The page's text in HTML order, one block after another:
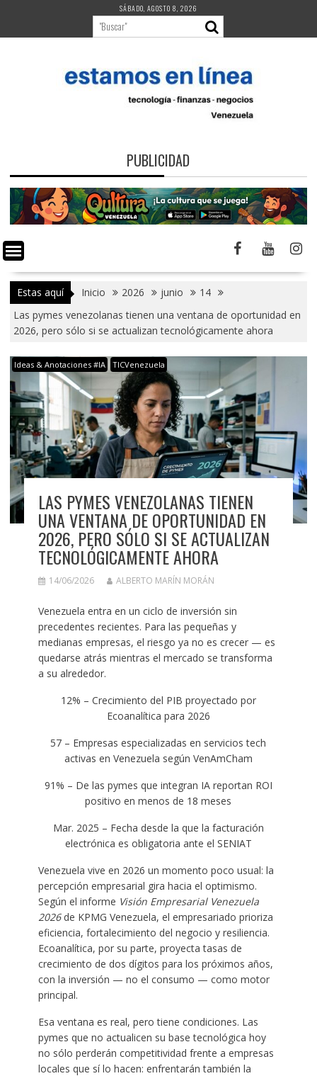
contenido
SÁBADO, AGOSTO 8, 2026
PUBLICIDAD
Estas aquí Inicio 2026 junio
14
Las pymes venezolanas tienen una ventana de oportunidad en
2026, pero sólo si se actualizan tecnológicamente ahora
Ideas & Anotaciones #IA TICVenezuela
LAS PYMES VENEZOLANAS TIENEN
UNA VENTANA DE OPORTUNIDAD EN
2026, PERO SÓLO SI SE ACTUALIZAN
TECNOLÓGICAMENTE AHORA
14/06/2026 ALBERTO MARÍN MORÁN
Venezuela entra en un ciclo de inversión sin
precedentes recientes. Para las pequeñas y
medianas empresas, el riesgo ya no es crecer — es
quedarse atrás mientras el mercado se transforma
a su alrededor.
12% – Crecimiento del PIB proyectado por
Ecoanalítica para 2026
57 – Empresas especializadas en servicios tech
activas en Venezuela según VenAmCham
91% – De las pymes que integran IA reportan ROI
positivo en menos de 18 meses
Mar. 2025 – Fecha desde la que la facturación
electrónica es obligatoria ante el SENIAT
Venezuela vive en 2026 un momento poco usual: la
percepción empresarial gira hacia el optimismo.
Según el informe Visión Empresarial Venezuela
2026de KPMG Venezuela, el empresariado prioriza
eficiencia, fortalecimiento del negocio y resiliencia.
Ecoanalítica, por su parte, proyecta tasas de
crecimiento de dos dígitos para los próximos años,
con la inversión — no el consumo — como motor
principal.
Esa ventana es real, pero tiene condiciones. Las
pymes que no actualicen su base tecnológica hoy
no sólo perderán competitividad frente a empresas
locales que sí lo hacen: enfrentarán también la